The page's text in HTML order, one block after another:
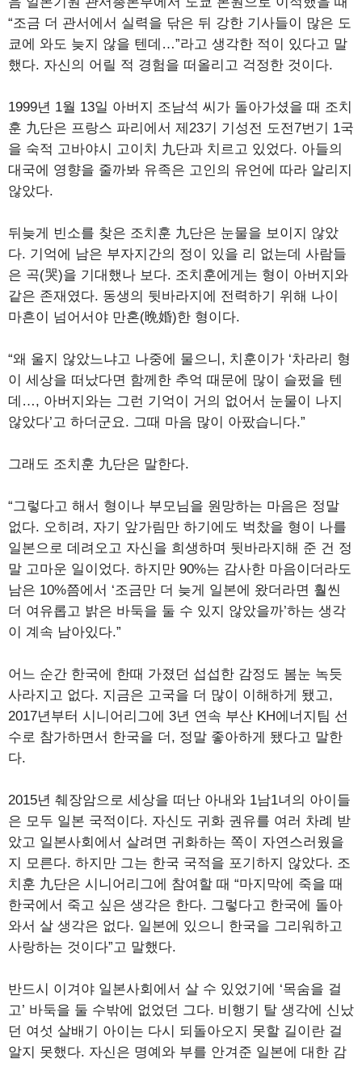
“조금 더 관서에서 실력을 닦은 뒤 강한 기사들이 많은 도
쿄에 와도 늦지 않을 텐데…”라고 생각한 적이 있다고 말
했다. 자신의 어릴 적 경험을 떠올리고 걱정한 것이다.
1999년 1월 13일 아버지 조남석 씨가 돌아가셨을 때 조치
훈 九단은 프랑스 파리에서 제23기 기성전 도전7번기 1국
을 숙적 고바야시 고이치 九단과 치르고 있었다. 아들의
대국에 영향을 줄까봐 유족은 고인의 유언에 따라 알리지
않았다.
뒤늦게 빈소를 찾은 조치훈 九단은 눈물을 보이지 않았
다. 기억에 남은 부자지간의 정이 있을 리 없는데 사람들
은 곡(哭)을 기대했나 보다. 조치훈에게는 형이 아버지와
같은 존재였다. 동생의 뒷바라지에 전력하기 위해 나이
마흔이 넘어서야 만혼(晩婚)한 형이다.
“왜 울지 않았느냐고 나중에 물으니, 치훈이가 ‘차라리 형
이 세상을 떠났다면 함께한 추억 때문에 많이 슬펐을 텐
데…, 아버지와는 그런 기억이 거의 없어서 눈물이 나지
않았다’고 하더군요. 그때 마음 많이 아팠습니다.”
그래도 조치훈 九단은 말한다.
“그렇다고 해서 형이나 부모님을 원망하는 마음은 정말
없다. 오히려, 자기 앞가림만 하기에도 벅찼을 형이 나를
일본으로 데려오고 자신을 희생하며 뒷바라지해 준 건 정
말 고마운 일이었다. 하지만 90%는 감사한 마음이더라도
남은 10%쯤에서 ‘조금만 더 늦게 일본에 왔더라면 훨씬
더 여유롭고 밝은 바둑을 둘 수 있지 않았을까’하는 생각
이 계속 남아있다.”
어느 순간 한국에 한때 가졌던 섭섭한 감정도 봄눈 녹듯
사라지고 없다. 지금은 고국을 더 많이 이해하게 됐고,
2017년부터 시니어리그에 3년 연속 부산 KH에너지팀 선
수로 참가하면서 한국을 더, 정말 좋아하게 됐다고 말한
다.
2015년 췌장암으로 세상을 떠난 아내와 1남1녀의 아이들
은 모두 일본 국적이다. 자신도 귀화 권유를 여러 차례 받
았고 일본사회에서 살려면 귀화하는 쪽이 자연스러웠을
지 모른다. 하지만 그는 한국 국적을 포기하지 않았다. 조
치훈 九단은 시니어리그에 참여할 때 “마지막에 죽을 때
한국에서 죽고 싶은 생각은 한다. 그렇다고 한국에 돌아
와서 살 생각은 없다. 일본에 있으니 한국을 그리워하고
사랑하는 것이다”고 말했다.
반드시 이겨야 일본사회에서 살 수 있었기에 ‘목숨을 걸
고’ 바둑을 둘 수밖에 없었던 그다. 비행기 탈 생각에 신났
던 여섯 살배기 아이는 다시 되돌아오지 못할 길이란 걸
알지 못했다. 자신은 명예와 부를 안겨준 일본에 대한 감